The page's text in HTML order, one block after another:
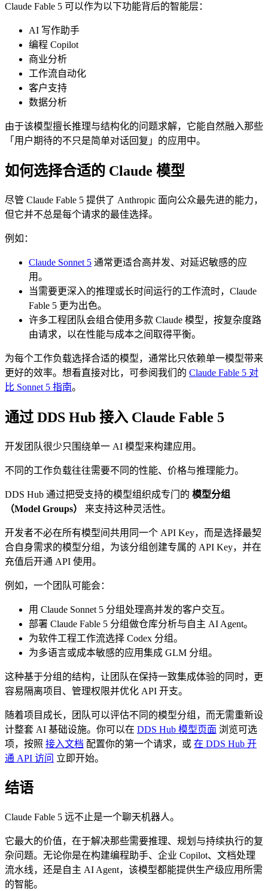
Claude Fable 5 可以作为以下功能背后的智能层：
AI 写作助手
编程 Copilot
商业分析
工作流自动化
客户支持
数据分析
由于该模型擅长推理与结构化的问题求解，它能自然融入那些
「用户期待的不只是简单对话回复」的应用中。
如何选择合适的 Claude 模型
尽管 Claude Fable 5 提供了 Anthropic 面向公众最先进的能力，
但它并不总是每个请求的最佳选择。
例如：
Claude Sonnet 5 通常更适合高并发、对延迟敏感的应
用。
当需要更深入的推理或长时间运行的工作流时，Claude
Fable 5 更为出色。
许多工程团队会组合使用多款 Claude 模型，按复杂度路
由请求，以在性能与成本之间取得平衡。
为每个工作负载选择合适的模型，通常比只依赖单一模型带来
更好的效率。想看直接对比，可参阅我们的 Claude Fable 5 对
比 Sonnet 5 指南。
通过 DDS Hub 接入 Claude Fable 5
开发团队很少只围绕单一 AI 模型来构建应用。
不同的工作负载往往需要不同的性能、价格与推理能力。
DDS Hub 通过把受支持的模型组织成专门的 模型分组
（Model Groups）
来支持这种灵活性。
开发者不必在所有模型间共用同一个 API Key，而是选择最契
合自身需求的模型分组，为该分组创建专属的 API Key，并在
充值后开通 API 使用。
例如，一个团队可能会：
用 Claude Sonnet 5 分组处理高并发的客户交互。
部署 Claude Fable 5 分组做仓库分析与自主 AI Agent。
为软件工程工作流选择 Codex 分组。
为多语言或成本敏感的应用集成 GLM 分组。
这种基于分组的结构，让团队在保持一致集成体验的同时，更
容易隔离项目、管理权限并优化 API 开支。
随着项目成长，团队可以评估不同的模型分组，而无需重新设
计整套 AI 基础设施。你可以在 DDS Hub 模型页面 浏览可选
项，按照 接入文档 配置你的第一个请求，或 在 DDS Hub 开
通 API 访问 立即开始。
结语
Claude Fable 5 远不止是一个聊天机器人。
它最大的价值，在于解决那些需要推理、规划与持续执行的复
杂问题。无论你是在构建编程助手、企业 Copilot、文档处理
流水线，还是自主 AI Agent，该模型都能提供生产级应用所需
的智能。